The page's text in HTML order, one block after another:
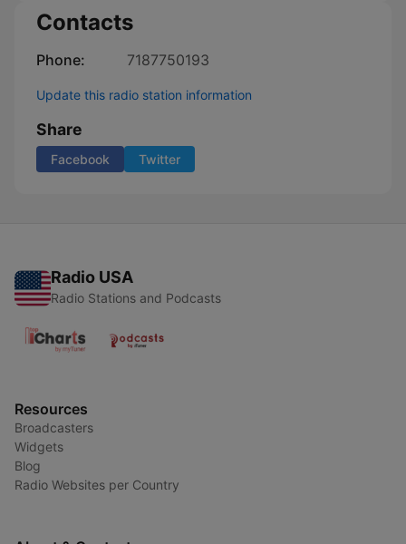
Contacts
Phone: 7187750193
Update this radio station information
Share
Facebook Twitter
Radio USA
Radio Stations and Podcasts
Resources
Broadcasters
Widgets
Blog
Radio Websites per Country